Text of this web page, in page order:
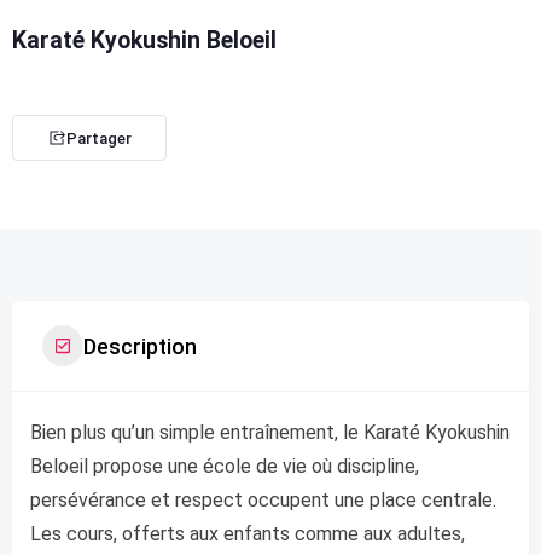
Karaté Kyokushin Beloeil
Partager
Description
Bien plus qu’un simple entraînement, le Karaté Kyokushin
Beloeil propose une école de vie où discipline,
persévérance et respect occupent une place centrale.
Les cours, offerts aux enfants comme aux adultes,